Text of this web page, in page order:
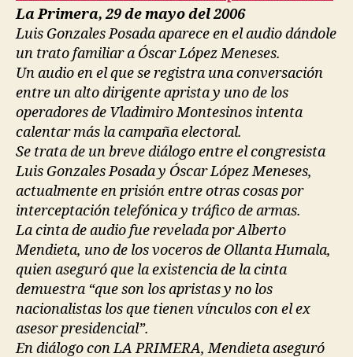
La Primera, 29 de mayo del 2006
Luis Gonzales Posada aparece en el audio dándole
un trato familiar a Óscar López Meneses.
Un audio en el que se registra una conversación
entre un alto dirigente aprista y uno de los
operadores de Vladimiro Montesinos intenta
calentar más la campaña electoral.
Se trata de un breve diálogo entre el congresista
Luis Gonzales Posada y Óscar López Meneses,
actualmente en prisión entre otras cosas por
interceptación telefónica y tráfico de armas.
La cinta de audio fue revelada por Alberto
Mendieta, uno de los voceros de Ollanta Humala,
quien aseguró que la existencia de la cinta
demuestra “que son los apristas y no los
nacionalistas los que tienen vínculos con el ex
asesor presidencial”.
En diálogo con LA PRIMERA, Mendieta aseguró